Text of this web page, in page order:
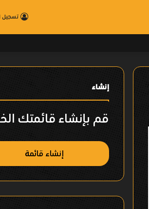
تسجيل
إنشاء
قم بإنشاء قائمتك
إنشاء قائمة